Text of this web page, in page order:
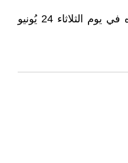
رحمان النوضة (وانـتهى تحريره في يوم الثلاثاء 24 يُونيو